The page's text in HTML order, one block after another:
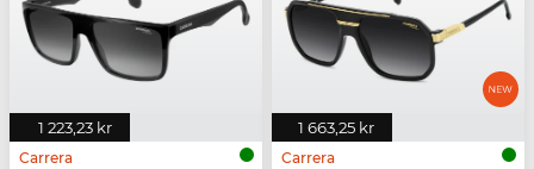
1 223,23 kr
Carrera
1 663,25 kr
Carrera